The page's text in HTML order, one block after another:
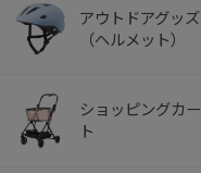
アウトドアグッズ
（ヘルメット）
ショッピングカー
ト